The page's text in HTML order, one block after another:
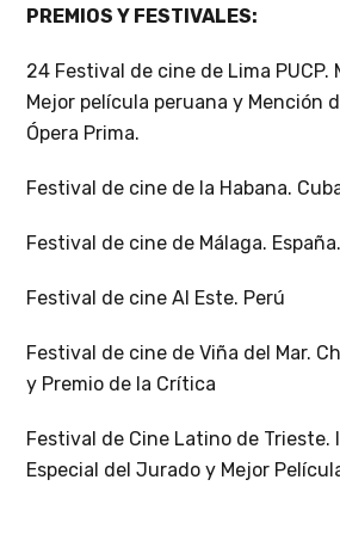
PREMIOS Y FESTIVALES:
24 Festival de cine de Lima PUCP.
Mejor película peruana y Mención
Ópera Prima.
Festival de cine de la Habana.
Festival de cine de Málaga.
Festival de cine Al Este. Perú
Festival de cine de Viña del Mar.
y Premio de la Crítica
Festival de Cine Latino de Trieste.
Especial del Jurado y Mejor